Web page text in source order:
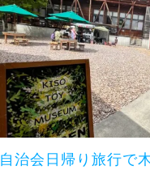
自治会日帰り旅行